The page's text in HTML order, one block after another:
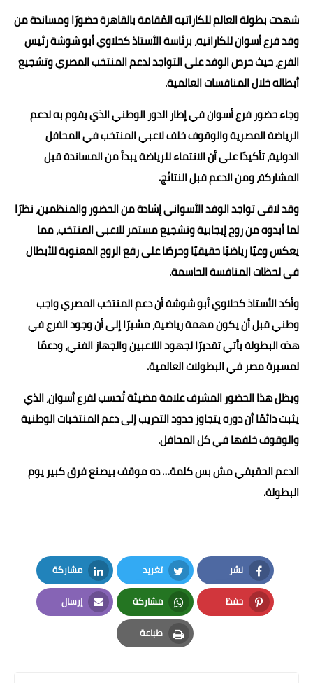
شهدت بطولة العالم للكاراتيه المُقامة بالقاهرة حضورًا ومساندة من
وفد فرع أسوان للكاراتيه، برئاسة الأستاذ كحلاوي أبو شوشة رئيس
الفرع، حيث حرص الوفد على التواجد لدعم المنتخب المصري وتشجيع
أبطاله خلال المنافسات العالمية.
وجاء حضور فرع أسوان في إطار الدور الوطني الذي يقوم به لدعم
الرياضة المصرية والوقوف خلف لاعبي المنتخب في المحافل
الدولية، تأكيدًا على أن الانتماء للرياضة يبدأ من المساندة قبل
المشاركة، ومن الدعم قبل النتائج.
وقد لاقى تواجد الوفد الأسواني إشادة من الحضور والمنظمين، نظرًا
لما أبدوه من روح إيجابية وتشجيع مستمر للاعبي المنتخب، مما
يعكس وعيًا رياضيًا حقيقيًا وحرصًا على رفع الروح المعنوية للأبطال
في لحظات المنافسة الحاسمة.
وأكد الأستاذ كحلاوي أبو شوشة أن دعم المنتخب المصري واجب
وطني قبل أن يكون مهمة رياضية، مشيرًا إلى أن وجود الفرع في
هذه البطولة يأتي تقديرًا لجهود اللاعبين والجهاز الفني، ودعمًا
لمسيرة مصر في البطولات العالمية.
ويظل هذا الحضور المشرف علامة مضيئة تُحسب لفرع أسوان، الذي
يثبت دائمًا أن دوره يتجاوز حدود التدريب إلى دعم المنتخبات الوطنية
والوقوف خلفها في كل المحافل.
الدعم الحقيقي مش بس كلمة… ده موقف بيصنع فرق كبير يوم
البطولة.
نشر
Facebook
تغريد
Twitter
مشاركة
LinkedIn
حفظ
Pinterest
مشاركة
Whatsapp
إرسال
Email
طباعة
Print